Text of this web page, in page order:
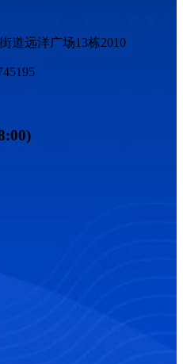
道远洋广场13栋2010